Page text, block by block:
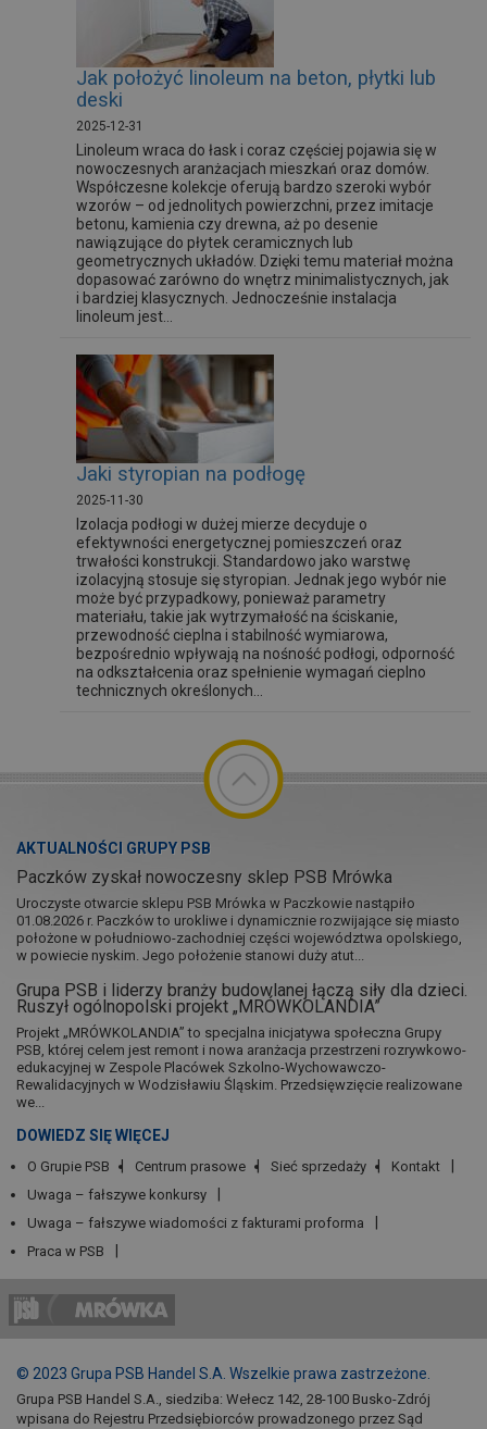
Jak położyć linoleum na beton, płytki lub
deski
2025-12-31
Linoleum wraca do łask i coraz częściej pojawia się w
nowoczesnych aranżacjach mieszkań oraz domów.
Współczesne kolekcje oferują bardzo szeroki wybór
wzorów – od jednolitych powierzchni, przez imitacje
betonu, kamienia czy drewna, aż po desenie
nawiązujące do płytek ceramicznych lub
geometrycznych układów. Dzięki temu materiał można
dopasować zarówno do wnętrz minimalistycznych, jak
i bardziej klasycznych. Jednocześnie instalacja
linoleum jest...
Jaki styropian na podłogę
2025-11-30
Izolacja podłogi w dużej mierze decyduje o
efektywności energetycznej pomieszczeń oraz
trwałości konstrukcji. Standardowo jako warstwę
izolacyjną stosuje się styropian. Jednak jego wybór nie
może być przypadkowy, ponieważ parametry
materiału, takie jak wytrzymałość na ściskanie,
przewodność cieplna i stabilność wymiarowa,
bezpośrednio wpływają na nośność podłogi, odporność
na odkształcenia oraz spełnienie wymagań cieplno
technicznych określonych...
AKTUALNOŚCI GRUPY PSB
Paczków zyskał nowoczesny sklep PSB Mrówka
Uroczyste otwarcie sklepu PSB Mrówka w Paczkowie nastąpiło
01.08.2026 r. Paczków to urokliwe i dynamicznie rozwijające się miasto
położone w południowo-zachodniej części województwa opolskiego,
w powiecie nyskim. Jego położenie stanowi duży atut...
Grupa PSB i liderzy branży budowlanej łączą siły dla dzieci.
Ruszył ogólnopolski projekt „MRÓWKOLANDIA”
Projekt „MRÓWKOLANDIA” to specjalna inicjatywa społeczna Grupy
PSB, której celem jest remont i nowa aranżacja przestrzeni rozrywkowo-
edukacyjnej w Zespole Placówek Szkolno-Wychowawczo-
Rewalidacyjnych w Wodzisławiu Śląskim. Przedsięwzięcie realizowane
we...
DOWIEDZ SIĘ WIĘCEJ
O Grupie PSB Centrum prasowe Sieć sprzedaży
Kontakt
Uwaga – fałszywe konkursy
Uwaga – fałszywe wiadomości z fakturami proforma
Praca w PSB
© 2023 Grupa PSB Handel S.A. Wszelkie prawa zastrzeżone.
Grupa PSB Handel S.A., siedziba: Wełecz 142, 28-100 Busko-Zdrój
wpisana do Rejestru Przedsiębiorców prowadzonego przez Sąd